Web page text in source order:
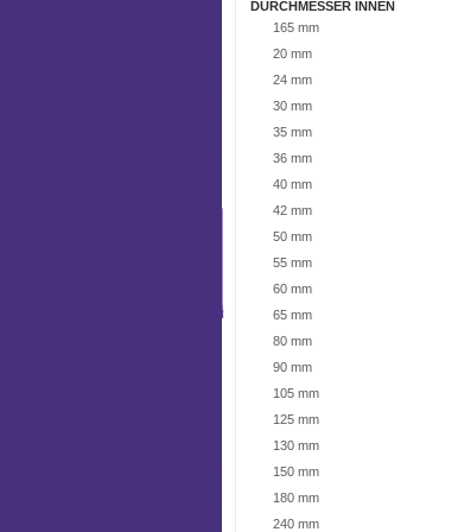
DURCHMESSER INNEN
165 mm
20 mm
24 mm
30 mm
35 mm
36 mm
40 mm
42 mm
50 mm
55 mm
60 mm
65 mm
80 mm
90 mm
105 mm
125 mm
130 mm
150 mm
180 mm
240 mm